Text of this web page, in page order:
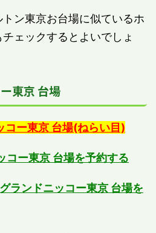
ン東京お台場に似ているホ
ェックするとよいでしょ
東京 台場
ー東京 台場(ねらい目)
ー東京 台場を予約する
ンドニッコー東京 台場を